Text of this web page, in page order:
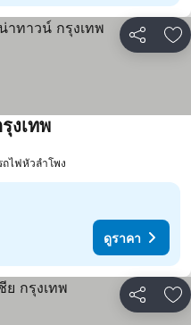
แชร์ เ
งเทพ
ถไฟหัวลำโพง
ดูราคา
แชร์ เ